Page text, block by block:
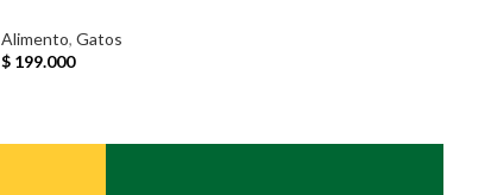
Alimento, Gatos
$199.000